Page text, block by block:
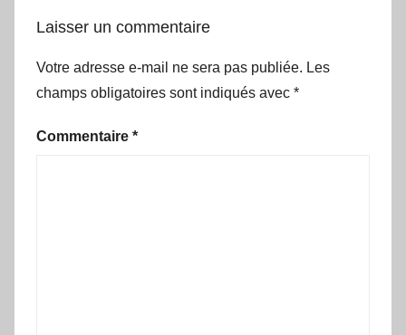
Laisser un commentaire
Votre adresse e-mail ne sera pas publiée. Les
champs obligatoires sont indiqués avec *
Commentaire *